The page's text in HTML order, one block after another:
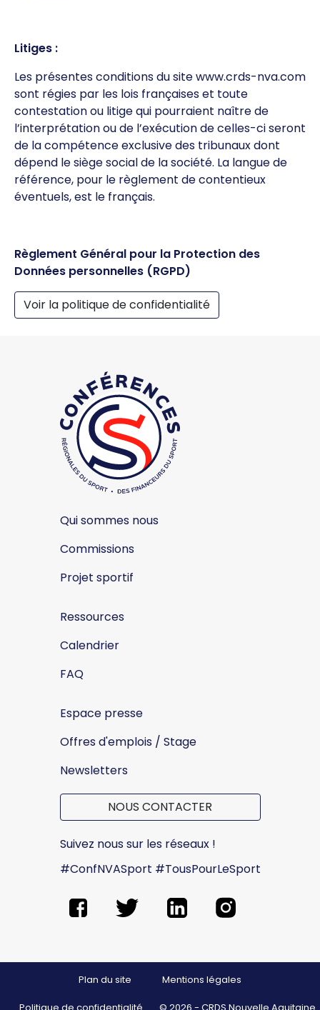
Litiges :
Les présentes conditions du site www.crds-nva.com
sont régies par les lois françaises et toute
contestation ou litige qui pourraient naître de
l’interprétation ou de l’exécution de celles-ci seront
de la compétence exclusive des tribunaux dont
dépend le siège social de la société. La langue de
référence, pour le règlement de contentieux
éventuels, est le français.
Règlement Général pour la Protection des
Données personnelles (RGPD)
Voir la politique de confidentialité
Qui sommes nous
Commissions
Projet sportif
Ressources
Calendrier
FAQ
Espace presse
Offres d'emplois / Stage
Newsletters
NOUS CONTACTER
Suivez nous sur les réseaux !
#ConfNVASport #TousPourLeSport
Plan du site Mentions légales